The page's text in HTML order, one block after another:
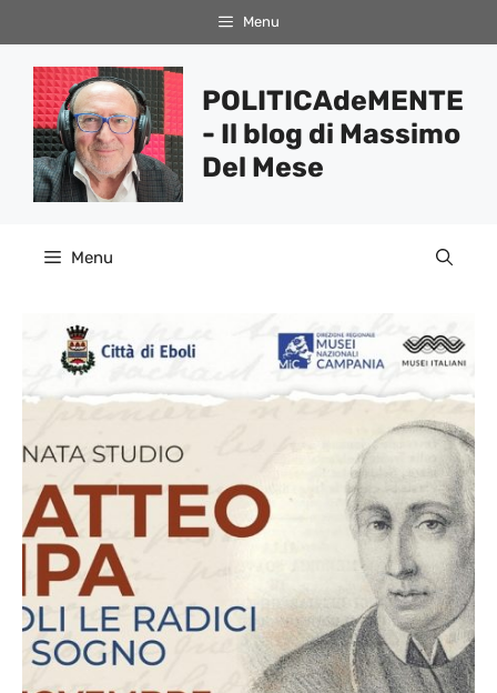
al
contenuto
Menu
POLITICAdeMENTE
- Il blog di Massimo
Del Mese
Menu